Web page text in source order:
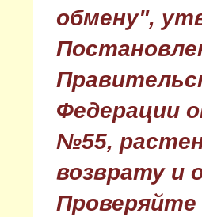
обмену",
Федерации
№55,
возврату и
Проверяйте